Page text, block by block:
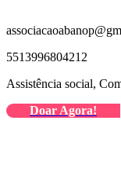
5513996804212
Assistência social,
Doar Agora!